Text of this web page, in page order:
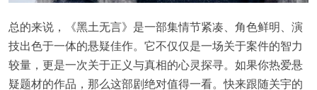
总的来说，《黑土无言》是一部集情节紧凑、角色鲜明、演
技出色于一体的悬疑佳作。它不仅仅是一场关于案件的智力
较量，更是一次关于正义与真相的心灵探寻。如果你热爱悬
疑题材的作品，那么这部剧绝对值得一看。快来跟随关宇的